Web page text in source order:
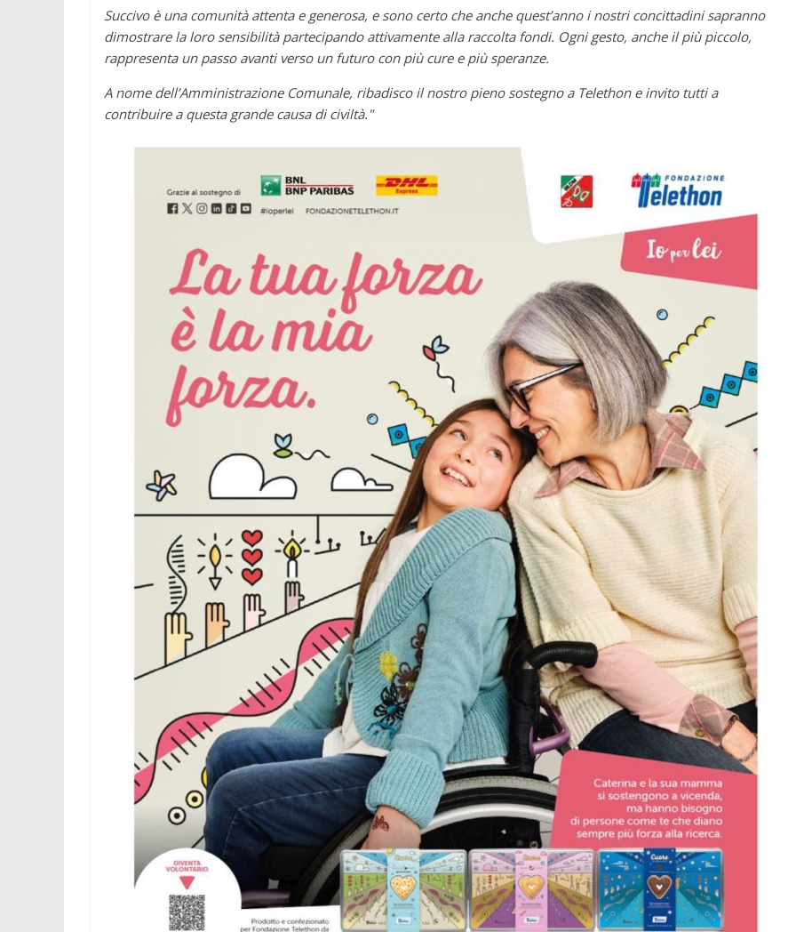
Succivo è una comunità attenta e generosa, e sono certo che anche quest’anno i nostri concittadini sapranno
dimostrare la loro sensibilità partecipando attivamente alla raccolta fondi. Ogni gesto, anche il più piccolo,
rappresenta un passo avanti verso un futuro con più cure e più speranze.
A nome dell’Amministrazione Comunale, ribadisco il nostro pieno sostegno a Telethon e invito tutti a
contribuire a questa grande causa di civiltà."